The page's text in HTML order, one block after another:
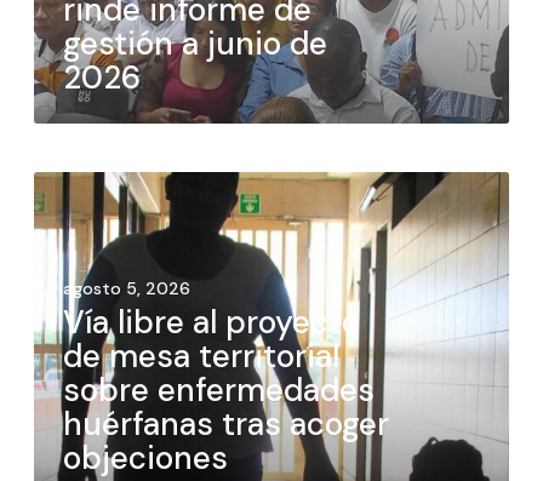
rinde informe de
gestión a junio de
2026
agosto 5, 2026
Vía libre al proyecto
de mesa territorial
sobre enfermedades
huérfanas tras acoger
objeciones